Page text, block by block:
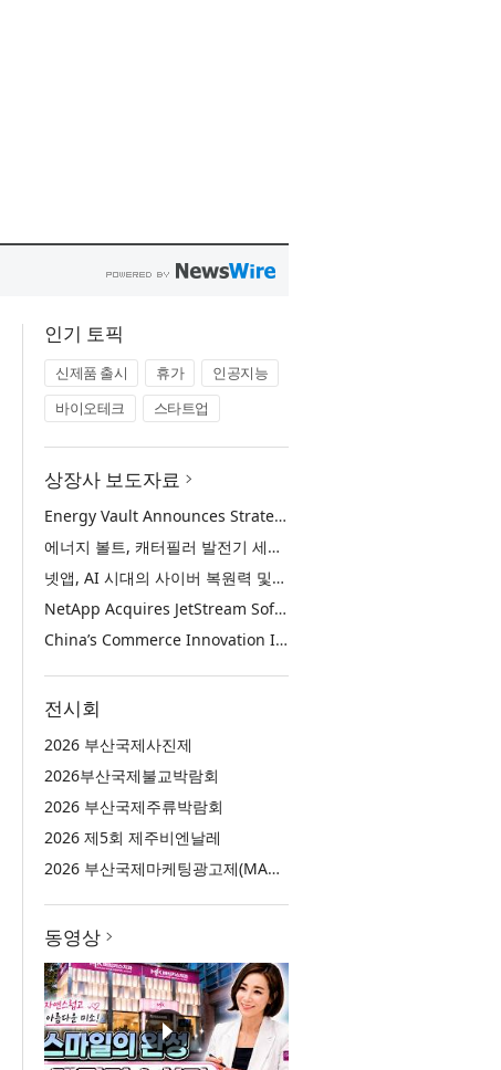
인기 토픽
신제품 출시 휴가
인공지능
바이오테크
스타트업
상장사 보도자료
Energy Vault Announces Strategic Agreement to Deploy 1.25 GW of Integrated Power Infrastructure for Hyperscaler AI Data Center with Leading Power Generation EPC Deploying Caterpillar Gensets
에너지 볼트, 캐터필러 발전기 세트 배치 중인 선도적인 발전 EPC를 통해 하이퍼스케일러 AI 데이터센터를 위한 1.25 GW 통합 전력 인프라 구축을 위한 전략적 계약 체결
넷앱, AI 시대의 사이버 복원력 및 데이터 보호 강화를 위해 젯스트림 소프트웨어 인수
NetApp Acquires JetStream Software to Advance Cyber Resilience and Data Protection for the AI Era
China’s Commerce Innovation Is Reshaping Global Retail
전시회
2026 부산국제사진제
2026부산국제불교박람회
2026 부산국제주류박람회
2026 제5회 제주비엔날레
2026 부산국제마케팅광고제(MAD STARS 2026)
동영상